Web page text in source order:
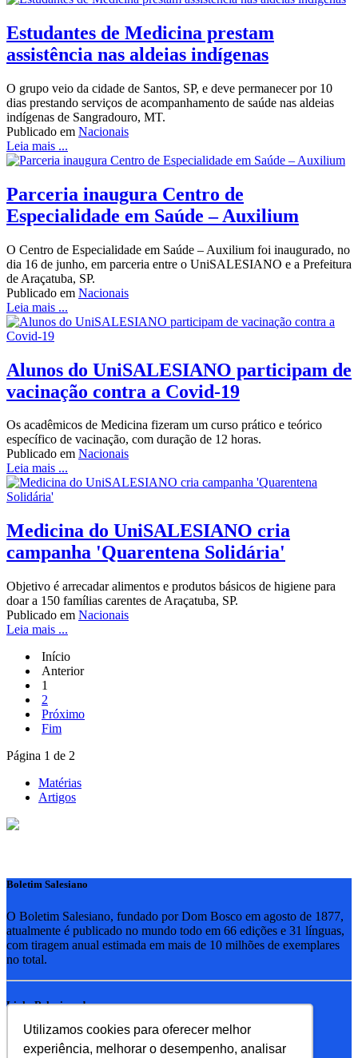
Utilizamos cookies para oferecer melhor
experiência, melhorar o desempenho, analisar
Estudantes de Medicina prestam
assistência nas aldeias indígenas
O grupo veio da cidade de Santos, SP, e deve permanecer por 10
dias prestando serviços de acompanhamento de saúde nas aldeias
indígenas de Sangradouro, MT.
Publicado em Nacionais
Leia mais ...
Parceria inaugura Centro de
Especialidade em Saúde – Auxilium
O Centro de Especialidade em Saúde – Auxilium foi inaugurado, no
dia 16 de junho, em parceria entre o UniSALESIANO e a Prefeitura
de Araçatuba, SP.
Publicado em Nacionais
Leia mais ...
Alunos do UniSALESIANO participam de
vacinação contra a Covid-19
Os acadêmicos de Medicina fizeram um curso prático e teórico
específico de vacinação, com duração de 12 horas.
Publicado em Nacionais
Leia mais ...
Medicina do UniSALESIANO cria
campanha 'Quarentena Solidária'
Objetivo é arrecadar alimentos e produtos básicos de higiene para
doar a 150 famílias carentes de Araçatuba, SP.
Publicado em Nacionais
Leia mais ...
Início
Anterior
1
2
Próximo
Fim
Página 1 de 2
Matérias
Artigos
Boletim Salesiano
O Boletim Salesiano, fundado por Dom Bosco em agosto de 1877,
atualmente é publicado no mundo todo em 66 edições e 31 línguas,
com tiragem anual estimada em mais de 10 milhões de exemplares
no total.
Links Relacionados
RSB - Rede Salesiana Brasil
EDEBE - Editora